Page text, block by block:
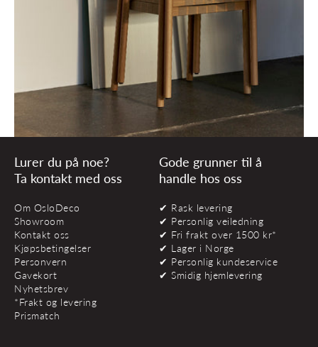
Lurer du på noe?
Ta kontakt med oss
Om OsloDeco
Showroom
Kontakt oss
Kjøpsbetingelser
Personvern
Gavekort
Nyhetsbrev
*Frakt og levering
Prismatch
Gode grunner til å
handle hos oss
✔ Rask levering
✔ Personlig veiledning
✔ Fri frakt over 1500 kr*
✔ Lager i Norge
✔ Personlig kundeservice
✔ Smidig hjemlevering